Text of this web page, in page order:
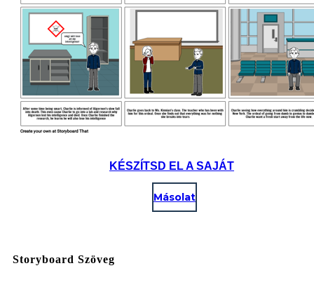
KÉSZÍTSD EL A SAJÁT
Másolat
Storyboard Szöveg